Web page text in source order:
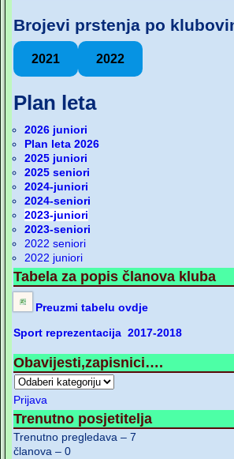
Brojevi prstenja po
2021 2022
Plan leta
2026 juniori
Plan leta 2026
2025 juniori
2025 seniori
2024-juniori
2024-seniori
2023-juniori
2023-seniori
2022 seniori
2022 juniori
Tabela za popis članova kluba
Preuzmi tabelu ovdje
Sport reprezentacija 2017-2018
Obavijesti,zapisnici….
Prijava
Trenutno posjetitelja
Trenutno pregledava – 7
članova – 0